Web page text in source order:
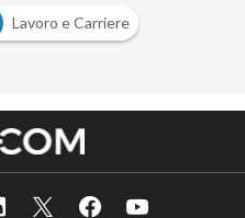
Lavoro e Carriere